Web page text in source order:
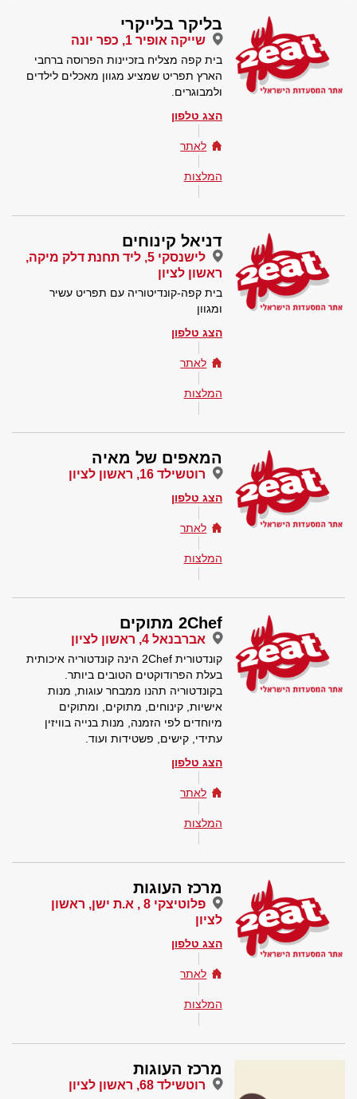
בליקר בלייקרי
שייקה אופיר 1, כפר יונה
בית קפה מצליח בזכיינות הפרוסה ברחבי
הארץ תפריט שמציע מגוון מאכלים לילדים
ולמבוגרים.
הצג טלפון
לאתר
המלצות
דניאל קינוחים
לישנסקי 5, ליד תחנת דלק מיקה,
ראשון לציון
בית קפה-קונדיטוריה עם תפריט עשיר
ומגוון
הצג טלפון
לאתר
המלצות
המאפים של מאיה
רוטשילד 16, ראשון לציון
הצג טלפון
לאתר
המלצות
2Chef מתוקים
אברבנאל 4, ראשון לציון
קונדטורית 2Chef הינה קונדטוריה איכותית
בעלת הפרודוקטים הטובים ביותר.
בקונדטוריה תהנו ממבחר עוגות, מנות
אישיות, קינוחים, מתוקים, ומתוקים
מיוחדים לפי הזמנה, מנות בנייה בוויזין
עתידי, קישים, פשטידות ועוד.
הצג טלפון
לאתר
המלצות
מרכז העוגות
פלוטיצקי 8 , א.ת ישן, ראשון
לציון
הצג טלפון
לאתר
המלצות
מרכז העוגות
רוטשילד 68, ראשון לציון